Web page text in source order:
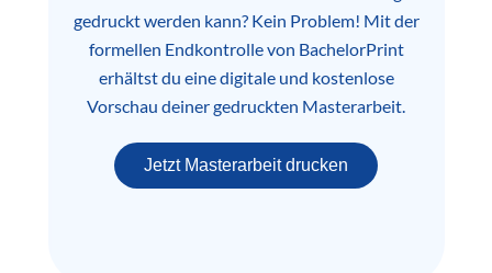
gedruckt werden kann? Kein Problem! Mit der
formellen Endkontrolle von BachelorPrint
erhältst du eine digitale und kostenlose
Vorschau deiner gedruckten Masterarbeit.
Jetzt Masterarbeit drucken